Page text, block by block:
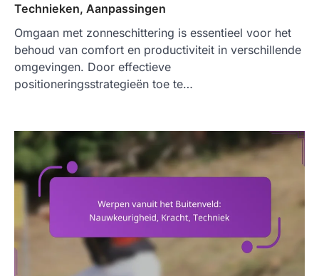
Technieken, Aanpassingen
Omgaan met zonneschittering is essentieel voor het
behoud van comfort en productiviteit in verschillende
omgevingen. Door effectieve
positioneringsstrategieën toe te…